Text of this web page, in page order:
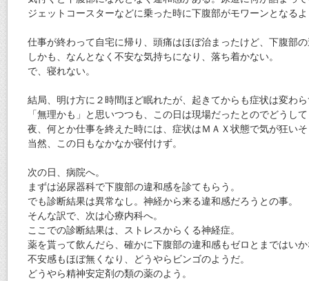
ジェットコースターなどに乗った時に下腹部がモワーンとなる
仕事が終わって自宅に帰り、頭痛はほぼ治まったけど、下腹部
しかも、なんとなく不安な気持ちになり、落ち着かない。
で、寝れない。
結局、明け方に２時間ほど眠れたが、起きてからも症状は変わ
「無理かも」と思いつつも、この日は現場だったとのでどうし
夜、何とか仕事を終えた時には、症状はＭＡＸ状態で気が狂い
当然、この日もなかなか寝付けず。
次の日、病院へ。
まずは泌尿器科で下腹部の違和感を診てもらう。
でも診断結果は異常なし。神経から来る違和感だろうとの事。
そんな訳で、次は心療内科へ。
ここでの診断結果は、ストレスからくる神経症。
薬を貰って飲んだら、確かに下腹部の違和感もゼロとまではい
不安感もほぼ無くなり、どうやらビンゴのようだ。
どうやら精神安定剤の類の薬のよう。